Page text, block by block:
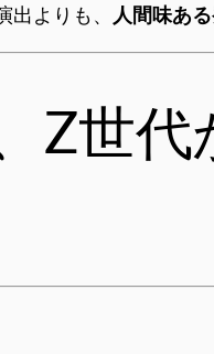
出よりも、 人間味あ
Z世代